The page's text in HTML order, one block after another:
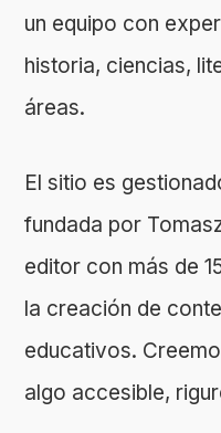
un equipo con
historia, ciencias,
áreas.
El sitio es
fundada por
editor con más de
la creación de
educativos.
algo accesible,